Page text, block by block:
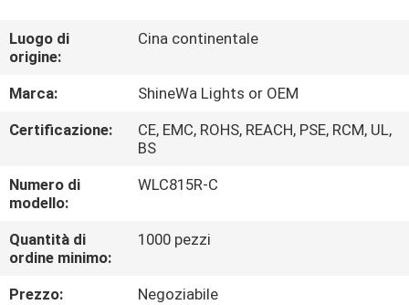
NOI
VISITA
ALLA
CONTROLLO
DELLA
Luogo di
origine:
Cina continentale
Marca:
ShineWa Lights or OEM
Certificazione:
CE, EMC, ROHS, REACH, PSE, RCM, UL,
BS
Numero di
modello:
WLC815R-C
Quantità di
ordine minimo:
1000 pezzi
Prezzo:
Negoziabile